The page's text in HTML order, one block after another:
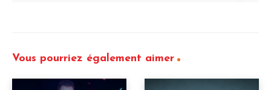
Vous pourriez également aimer